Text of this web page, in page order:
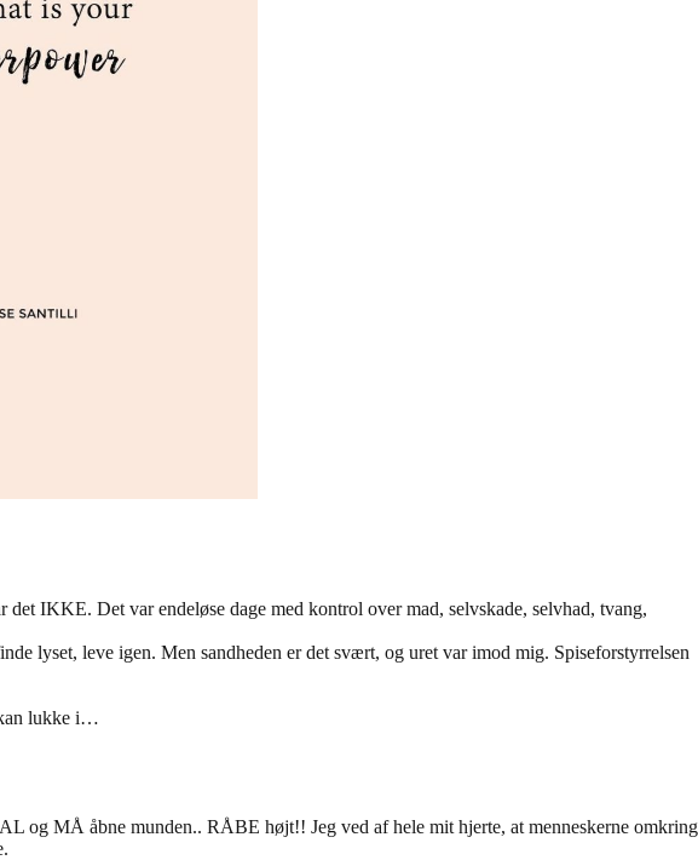
IKKE. Det var endeløse dage med kontrol over mad, selvskade, selvhad, tvang,
lyset, leve igen. Men sandheden er det svært, og uret var imod mig. Spiseforstyrrelsen
lukke i…
MÅ åbne munden.. RÅBE højt!! Jeg ved af hele mit hjerte, at menneskerne omkring